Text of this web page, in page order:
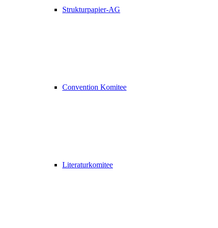
Strukturpapier-AG
Convention Komitee
Literaturkomitee